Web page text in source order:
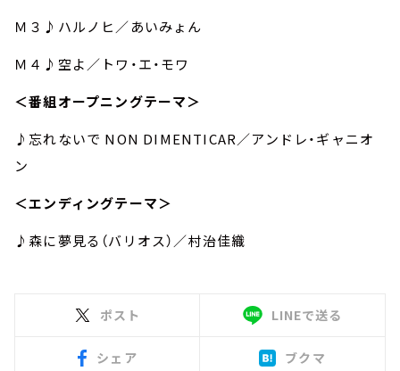
Ｍ３♪ハルノヒ／あいみょん
Ｍ４♪空よ／トワ・エ・モワ
＜番組オープニングテーマ＞
♪忘れないで NON DIMENTICAR／アンドレ・ギャニオ
ン
＜エンディングテーマ＞
♪森に夢見る（バリオス）／村治佳織
ポスト LINEで送る
シェア ブクマ